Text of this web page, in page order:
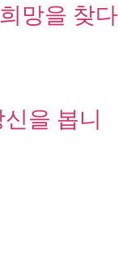
망을 찾다
을 봅니